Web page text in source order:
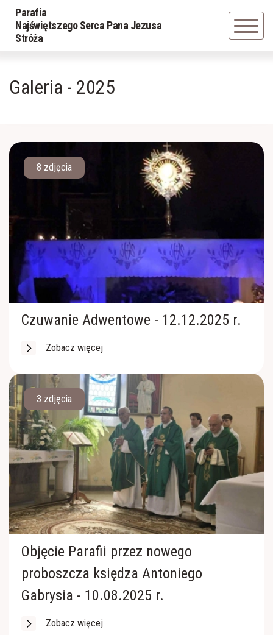
Parafia
Najświętszego Serca Pana Jezusa
Stróża
Duszpasterze
Grupa młodzieżowa
Caritas
Parafialna Rada Duszpasterska
Apostolat Margaretka
Róże Różańcowe
Galeria - 2025
8 zdjęcia
Czuwanie Adwentowe - 12.12.2025 r.
Zobacz więcej
3 zdjęcia
Objęcie Parafii przez nowego
proboszcza księdza Antoniego
Gabrysia - 10.08.2025 r.
Zobacz więcej